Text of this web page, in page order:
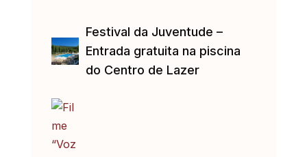
Festival da Juventude –
Entrada gratuita na piscina
do Centro de Lazer